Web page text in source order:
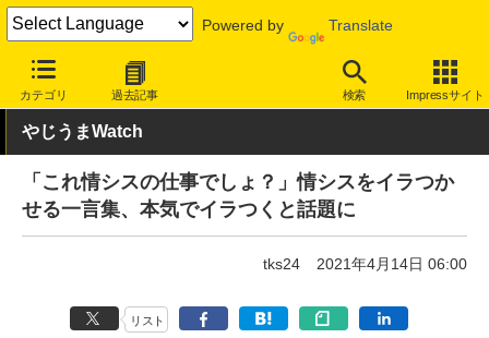
Powered by Translate
カテゴリ 過去記事 検索 Impressサイト
INTERNET Watch トピック
やじうまWatch
「これ情シスの仕事でしょ？」情シスをイラつか
せる一言集、本気でイラつくと話題に
tks24 2021年4月14日 06:00
リスト